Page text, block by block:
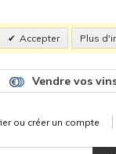
Accepter Plus
Vendre vos
ou créer un compte